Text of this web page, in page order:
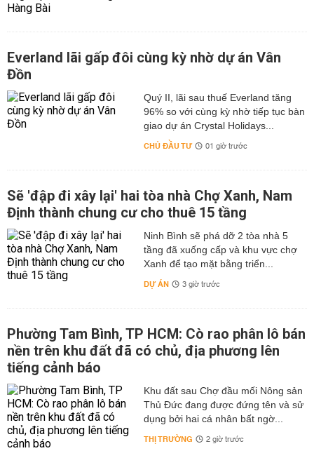
Everland lãi gấp đôi cùng kỳ nhờ dự án Vân
Đồn
Quý II, lãi sau thuế Everland tăng
96% so với cùng kỳ nhờ tiếp tục bàn
giao dự án Crystal Holidays...
CHỦ ĐẦU TƯ 01 giờ trước
Sẽ 'đập đi xây lại' hai tòa nhà Chợ Xanh, Nam
Định thành chung cư cho thuê 15 tầng
Ninh Bình sẽ phá dỡ 2 tòa nhà 5
tầng đã xuống cấp và khu vực chợ
Xanh để tạo mặt bằng triển...
DỰ ÁN 3 giờ trước
Phường Tam Bình, TP HCM: Cò rao phân lô bán
nền trên khu đất đã có chủ, địa phương lên
tiếng cảnh báo
Khu đất sau Chợ đầu mối Nông sản
Thủ Đức đang được đứng tên và sử
dụng bởi hai cá nhân bất ngờ...
THỊ TRƯỜNG 2 giờ trước